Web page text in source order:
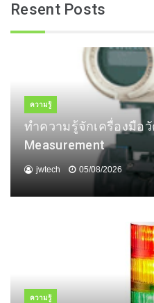
Resent Posts
ความรู้
ทำความรู้จักเครื่องมือ
Measurement
jwtech 05/08/2026
ความรู้